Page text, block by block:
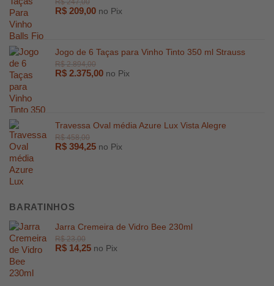
R$599,00
R$ 209,00 no Pix
Jogo de 6 Taças para Vinho Tinto 350 ml Strauss
R$ 2.375,00 no Pix
Travessa Oval média Azure Lux Vista Alegre
R$ 394,25 no Pix
BARATINHOS
Jarra Cremeira de Vidro Bee 230ml
R$ 14,25 no Pix